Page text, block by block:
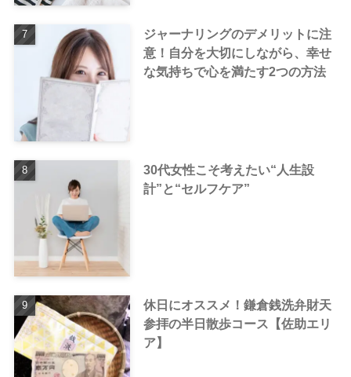
ジャーナリングのデメリットに注
意！自分を大切にしながら、幸せ
な気持ちで心を満たす2つの方法
30代女性こそ考えたい“人生設
計”と“セルフケア”
休日にオススメ！鎌倉銭洗弁財天
参拝の半日散歩コース【佐助エリ
ア】